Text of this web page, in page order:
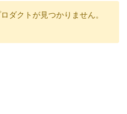
ダクトが見つかりません。